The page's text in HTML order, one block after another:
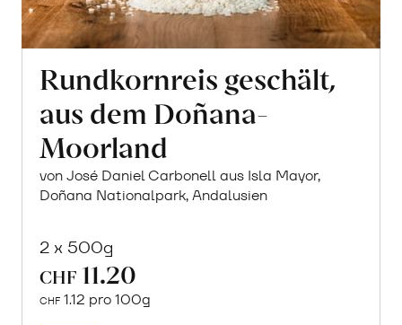
Rundkornreis geschält,
aus dem Doñana-
Moorland
von José Daniel Carbonell aus Isla Mayor,
Doñana Nationalpark, Andalusien
2 x 500g
CHF 11.20
CHF 1.12 pro 100g